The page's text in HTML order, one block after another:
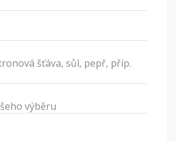
šťáva, sůl, pepř, příp.
výběru